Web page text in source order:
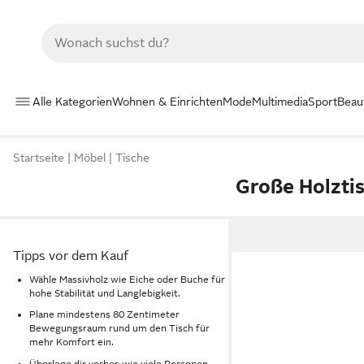
Alle KategorienWohnen & EinrichtenModeMultimediaSport
Startseite Möbel Tische
Große
Tipps vor dem Kauf
Wähle Massivholz wie Eiche oder Buche für
hohe Stabilität und Langlebigkeit.
Plane mindestens 80 Zentimeter
Bewegungsraum rund um den Tisch für
mehr Komfort ein.